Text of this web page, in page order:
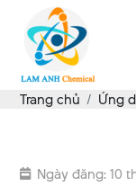
Trang chủ Ứng
Ngày đăng: 10